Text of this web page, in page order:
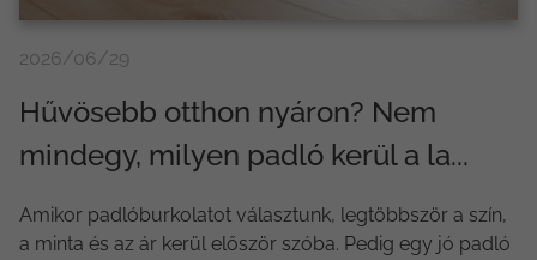
2026/06/29
Hűvösebb otthon nyáron? Nem
mindegy, milyen padló kerül a la...
Amikor padlóburkolatot választunk, legtöbbször a szín,
a minta és az ár kerül először szóba. Pedig egy jó padló